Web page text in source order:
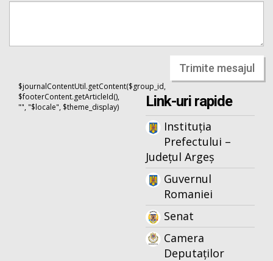
Trimite mesajul
$journalContentUtil.getContent($group_id,
$footerContent.getArticleId(),
"", "$locale", $theme_display)
Link-uri rapide
Instituția
Prefectului –
Județul Argeș
Guvernul
Romaniei
Senat
Camera
Deputaților